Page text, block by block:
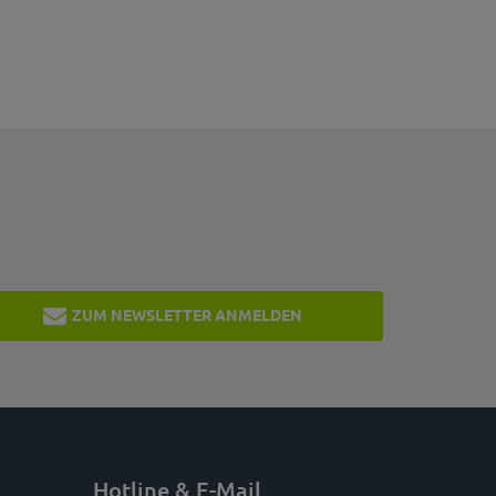
ZUM NEWSLETTER ANMELDEN
Hotline & E-Mail